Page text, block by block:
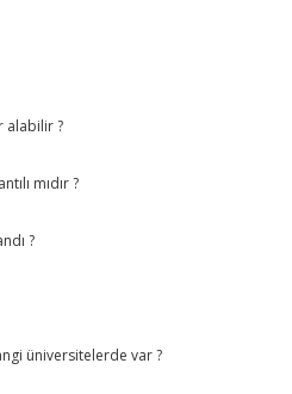
alabilir ?
mıdır ?
?
üniversitelerde var ?